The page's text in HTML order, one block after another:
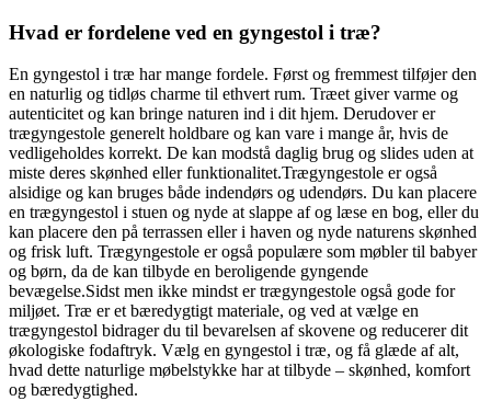
Hvad er fordelene ved en gyngestol i træ?
En gyngestol i træ har mange fordele. Først og fremmest tilføjer den
en naturlig og tidløs charme til ethvert rum. Træet giver varme og
autenticitet og kan bringe naturen ind i dit hjem. Derudover er
trægyngestole generelt holdbare og kan vare i mange år, hvis de
vedligeholdes korrekt. De kan modstå daglig brug og slides uden at
miste deres skønhed eller funktionalitet.Trægyngestole er også
alsidige og kan bruges både indendørs og udendørs. Du kan placere
en trægyngestol i stuen og nyde at slappe af og læse en bog, eller du
kan placere den på terrassen eller i haven og nyde naturens skønhed
og frisk luft. Trægyngestole er også populære som møbler til babyer
og børn, da de kan tilbyde en beroligende gyngende
bevægelse.Sidst men ikke mindst er trægyngestole også gode for
miljøet. Træ er et bæredygtigt materiale, og ved at vælge en
trægyngestol bidrager du til bevarelsen af skovene og reducerer dit
økologiske fodaftryk. Vælg en gyngestol i træ, og få glæde af alt,
hvad dette naturlige møbelstykke har at tilbyde – skønhed, komfort
og bæredygtighed.